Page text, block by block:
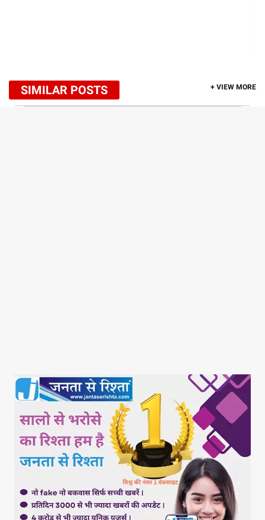
SIMILAR POSTS + VIEW MORE